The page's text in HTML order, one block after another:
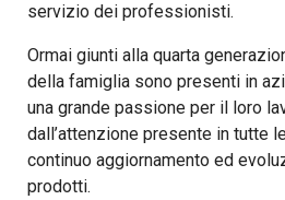
servizio dei professionisti.
Ormai giunti alla quarta
della famiglia sono presenti in
una grande passione per il loro
dall’attenzione presente in tutte
continuo aggiornamento ed
prodotti.